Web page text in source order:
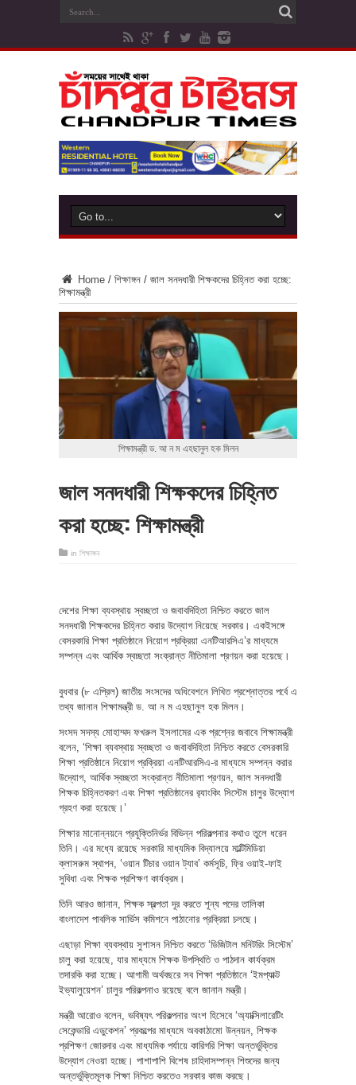
Home / শিক্ষাঙ্গন / জাল সনদধারী শিক্ষকদের চিহ্নিত করা হচ্ছে:
শিক্ষামন্ত্রী
শিক্ষামন্ত্রী ড. আ ন ম এহছানুল হক মিলন
জাল সনদধারী শিক্ষকদের চিহ্নিত
করা হচ্ছে: শিক্ষামন্ত্রী
in শিক্ষাঙ্গন
দেশের শিক্ষা ব্যবস্থায় স্বচ্ছতা ও জবাবদিহিতা নিশ্চিত করতে জাল
সনদধারী শিক্ষকদের চিহ্নিত করার উদ্যোগ নিয়েছে সরকার। একইসঙ্গে
বেসরকারি শিক্ষা প্রতিষ্ঠানে নিয়োগ প্রক্রিয়া এনটিআরসিএ’র মাধ্যমে
সম্পন্ন এবং আর্থিক স্বচ্ছতা সংক্রান্ত নীতিমালা প্রণয়ন করা হয়েছে।
বুধবার (৮ এপ্রিল) জাতীয় সংসদের অধিবেশনে লিখিত প্রশ্নোত্তর পর্বে এ
তথ্য জানান শিক্ষামন্ত্রী ড. আ ন ম এহছানুল হক মিলন।
সংসদ সদস্য মোহাম্মদ ফখরুল ইসলামের এক প্রশ্নের জবাবে শিক্ষামন্ত্রী
বলেন, ‘শিক্ষা ব্যবস্থায় স্বচ্ছতা ও জবাবদিহিতা নিশ্চিত করতে বেসরকারি
শিক্ষা প্রতিষ্ঠানে নিয়োগ প্রক্রিয়া এনটিআরসিএ-র মাধ্যমে সম্পন্ন করার
উদ্যোগ, আর্থিক স্বচ্ছতা সংক্রান্ত নীতিমালা প্রণয়ন, জাল সনদধারী
শিক্ষক চিহ্নিতকরণ এবং শিক্ষা প্রতিষ্ঠানের র‍্যাংকিং সিস্টেম চালুর উদ্যোগ
গ্রহণ করা হয়েছে।’
শিক্ষার মানোন্নয়নে প্রযুক্তিনির্ভর বিভিন্ন পরিকল্পনার কথাও তুলে ধরেন
তিনি। এর মধ্যে রয়েছে সরকারি মাধ্যমিক বিদ্যালয়ে মাল্টিমিডিয়া
ক্লাসরুম স্থাপন, ‘ওয়ান টিচার ওয়ান ট্যাব’ কর্মসূচি, ফ্রি ওয়াই-ফাই
সুবিধা এবং শিক্ষক প্রশিক্ষণ কার্যক্রম।
তিনি আরও জানান, শিক্ষক স্বল্পতা দূর করতে শূন্য পদের তালিকা
বাংলাদেশ পাবলিক সার্ভিস কমিশনে পাঠানোর প্রক্রিয়া চলছে।
এছাড়া শিক্ষা ব্যবস্থায় সুশাসন নিশ্চিত করতে ‘ডিজিটাল মনিটরিং সিস্টেম’
চালু করা হয়েছে, যার মাধ্যমে শিক্ষক উপস্থিতি ও পাঠদান কার্যক্রম
তদারকি করা হচ্ছে। আগামী অর্থবছরে সব শিক্ষা প্রতিষ্ঠানে ‘ইমপ্যাক্ট
ইভ্যালুয়েশন’ চালুর পরিকল্পনাও রয়েছে বলে জানান মন্ত্রী।
মন্ত্রী আরোও বলেন, ভবিষ্যৎ পরিকল্পনার অংশ হিসেবে ‘অ্যাক্সিলারেটিং
সেকেন্ডারি এডুকেশন’ প্রকল্পের মাধ্যমে অবকাঠামো উন্নয়ন, শিক্ষক
প্রশিক্ষণ জোরদার এবং মাধ্যমিক পর্যায়ে কারিগরি শিক্ষা অন্তর্ভুক্তির
উদ্যোগ নেওয়া হচ্ছে। পাশাপাশি বিশেষ চাহিদাসম্পন্ন শিশুদের জন্য
অন্তর্ভুক্তিমূলক শিক্ষা নিশ্চিত করতেও সরকার কাজ করছে।